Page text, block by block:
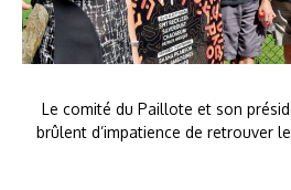
Le comité du Paillote et son
brûlent d’impatience de retrouver